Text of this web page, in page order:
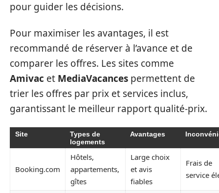
pour guider les décisions.
Pour maximiser les avantages, il est
recommandé de réserver à l’avance et de
comparer les offres. Les sites comme
Amivac et MediaVacances permettent de
trier les offres par prix et services inclus,
garantissant le meilleur rapport qualité-prix.
Site
Types de
logements
Avantages
Booking.com
Hôtels,
appartements,
gîtes
Large choix
et avis
fiables
Frais de
service